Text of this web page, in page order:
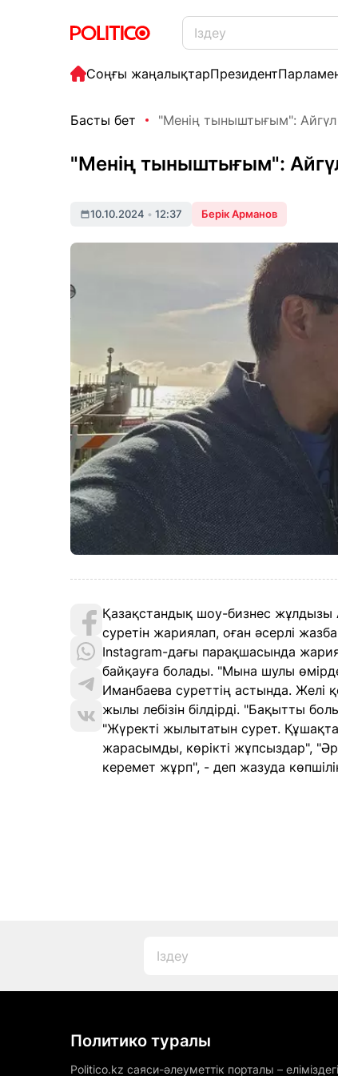
Соңғы жаңалықтарПрезидент
Басты бет "Менің тыныштығым":
"Менің тыныштығым":
10.10.2024 • 12:37 Берік Арманов
Қазақстандық шоу-бизнес жұлдызы
суретін жариялап, оған әсерлі
Instagram-дағы парақшасында
байқауға болады. "Мына шулы
Иманбаева суреттің астында. Желі
жылы лебізін білдірді. "Бақытты
"Жүректі жылытатын сурет.
жарасымды, көрікті жұпсыздар",
керемет жұрп", - деп жазуда
Политико туралы
Politico.kz саяси-әлеуметтік порталы –